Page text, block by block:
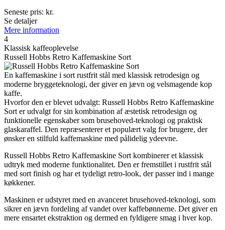
Seneste pris: kr.
Se detaljer
Mere information
4
Klassisk kaffeoplevelse
Russell Hobbs Retro Kaffemaskine Sort
En kaffemaskine i sort rustfrit stål med klassisk retrodesign og
moderne bryggeteknologi, der giver en jævn og velsmagende kop
kaffe.
Hvorfor den er blevet udvalgt: Russell Hobbs Retro Kaffemaskine
Sort er udvalgt for sin kombination af æstetisk retrodesign og
funktionelle egenskaber som brusehoved-teknologi og praktisk
glaskaraffel. Den repræsenterer et populært valg for brugere, der
ønsker en stilfuld kaffemaskine med pålidelig ydeevne.
Russell Hobbs Retro Kaffemaskine Sort kombinerer et klassisk
udtryk med moderne funktionalitet. Den er fremstillet i rustfrit stål
med sort finish og har et tydeligt retro-look, der passer ind i mange
køkkener.
Maskinen er udstyret med en avanceret brusehoved-teknologi, som
sikrer en jævn fordeling af vandet over kaffebønnerne. Det giver en
mere ensartet ekstraktion og dermed en fyldigere smag i hver kop.